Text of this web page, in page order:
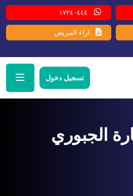
١٧٢٤٠٤٤٤
اراء المريض
تسجيل دخول
الجبوري